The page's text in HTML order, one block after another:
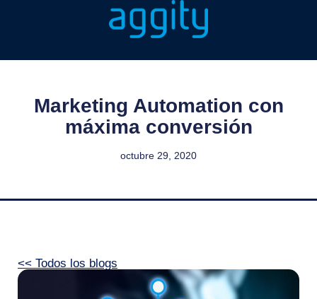
Marketing Automation con
máxima conversión
octubre 29, 2020
<< Todos los blogs